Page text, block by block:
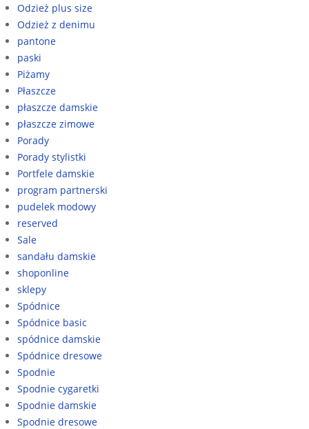
Odzież plus size
Odzież z denimu
pantone
paski
Piżamy
Płaszcze
płaszcze damskie
płaszcze zimowe
Porady
Porady stylistki
Portfele damskie
program partnerski
pudelek modowy
reserved
Sale
sandału damskie
shoponline
sklepy
Spódnice
Spódnice basic
spódnice damskie
Spódnice dresowe
Spodnie
Spodnie cygaretki
Spodnie damskie
Spodnie dresowe